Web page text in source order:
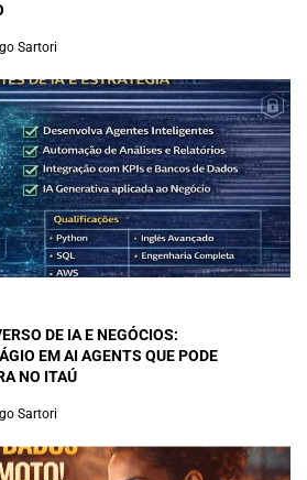
Sartori
DE IA E NEGÓCIOS:
EM AI AGENTS QUE PODE
NO ITAÚ
Sartori